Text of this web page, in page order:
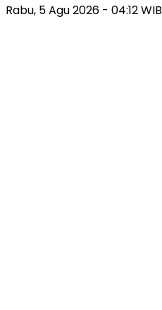
Rabu, 5 Agu 2026 - 04:12 WIB